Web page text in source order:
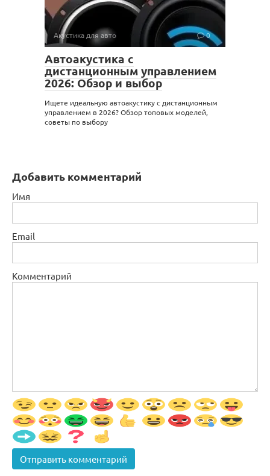
Акустика для авто 0
Автоакустика с
дистанционным управлением
2026: Обзор и выбор
Ищете идеальную автоакустику с дистанционным
управлением в 2026? Обзор топовых моделей,
советы по выбору
Добавить комментарий
Имя
Email
Комментарий